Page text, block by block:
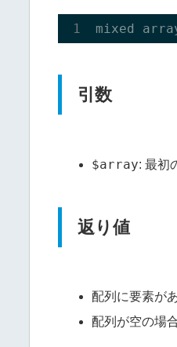
mixed
引数
$array: 最初
返り値
配列に要素が
配列が空の場